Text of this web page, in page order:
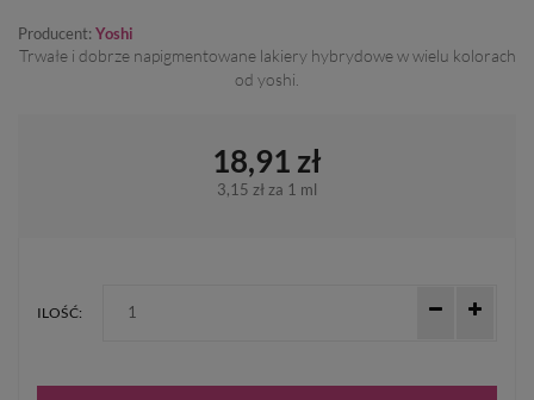
Producent: Yoshi
Trwałe i dobrze napigmentowane lakiery hybrydowe w wielu kolorach
od yoshi.
18,91 zł
3,15 zł za 1 ml
ILOŚĆ: